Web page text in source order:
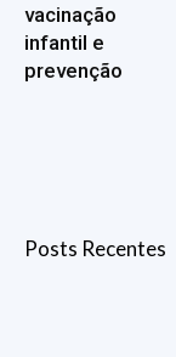
vacinação
infantil e
prevenção
Posts Recentes